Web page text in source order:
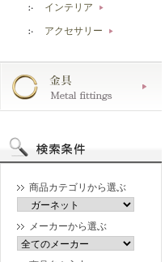
インテリア ▶
アクセサリー ▶
商品カテゴリから選ぶ
メーカーから選ぶ